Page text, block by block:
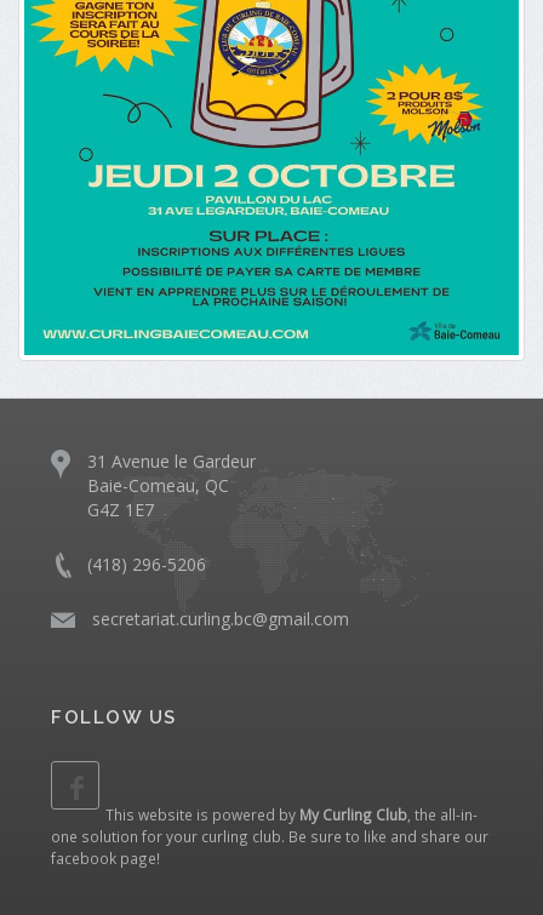
31 Avenue le Gardeur
Baie-Comeau, QC
G4Z 1E7
(418) 296-5206
secretariat.curling.bc@gmail.com
FOLLOW US
This website is powered by My Curling Club , the all-in-
one solution for your curling club. Be sure to like and share our
facebook page!